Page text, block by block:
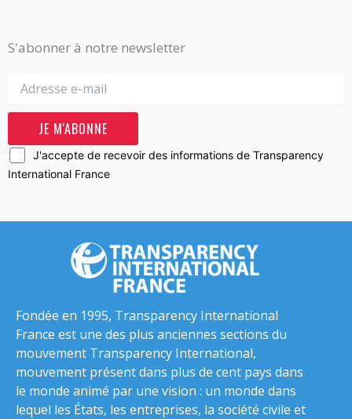
S'abonner à notre newsletter
J'accepte de recevoir des informations de Transparency
International France
Fondée en 1995, Transparency International
France est une des plus anciennes sections du
mouvement Transparency International,
mouvement présent dans plus de cent pays dans
le monde animé par une vision : un monde dans
lequel les États, les entreprises, la société civile et